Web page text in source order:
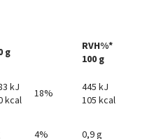
g
RVH%*
100 g
kJ
kcal
18%
445 kJ
105 kcal
4%
0,9 g